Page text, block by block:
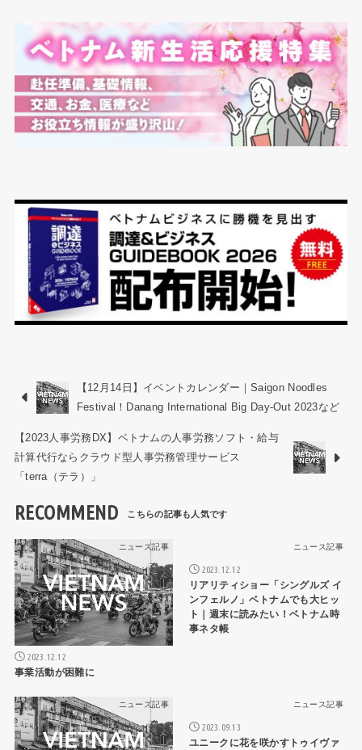
【12月14日】イベントカレンダー｜Saigon Noodles
Festival！Danang International Big Day-Out 2023など
【2023人事労務DX】ベトナムの人事労務ソフト・給与
計算代行ならクラウド型人事労務管理サービス
「terra（テラ）」
RECOMMEND
ニュース記事
2023.12.12
事業活動が困難に
ニュース記事
2023.12.12
リアリティショー「シングルズ イ
ンフェルノ」ベトナムでも大ヒッ
ト｜週末に読みたい！ベトナム時
事ネタ帳
ニュース記事 ニュース記事
2023.09.13
ユニークに花を咲かすトゥイヴァ